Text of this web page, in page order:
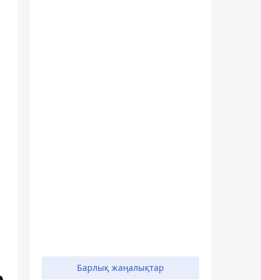
Барлық жаңалықтар